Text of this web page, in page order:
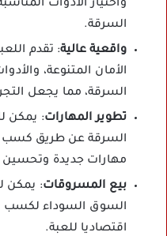
واختيار الأدوات
السرقة.
واقعية عالية: تقدم
الأمان المتنوعة،
السرقة، مما يجعل
تطوير المهارات: يمكن
السرقة عن طريق كسب
مهارات جديدة وتحسين
بيع المسروقات: يمكن
السوق السوداء لكسب
اقتصاديا للعبة.